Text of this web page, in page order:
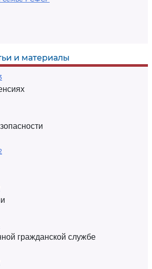
и материалы
гражданской службе